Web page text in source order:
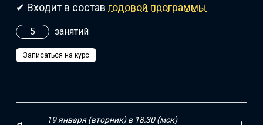
✔ Входит в состав годовой программы
5 занятий
Записаться на курс
19 января (вторник) в 18:30 (мск)